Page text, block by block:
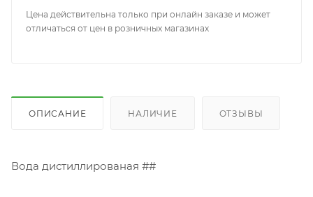
Цена действительна только при онлайн заказе и может
отличаться от цен в розничных магазинах
ОПИСАНИЕ НАЛИЧИЕ ОТЗЫВЫ
Вода дистиллированая ##